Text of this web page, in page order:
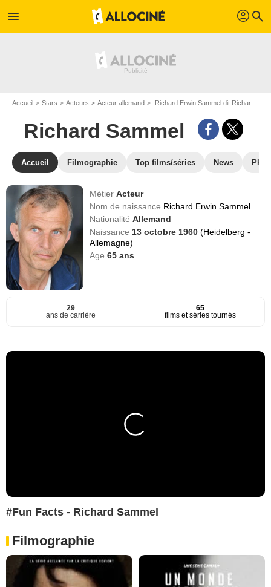
menu profil search
Accueil Stars Acteurs Acteur allemand Richard Erwin Sammel dit Richard Sammel
Richard Sammel
Accueil Filmographie Top films/séries News
MétierActeur
Nom de naissance Richard Erwin Sammel
NationalitéAllemand
Naissance 13 octobre 1960(Heidelberg -
Allemagne)
Age65 ans
29
ans de carrière
65
films et séries tournés
#Fun Facts - Richard Sammel
Filmographie